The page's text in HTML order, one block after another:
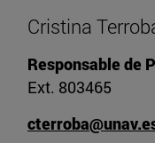
Cristina
Responsable de
Ext. 803465